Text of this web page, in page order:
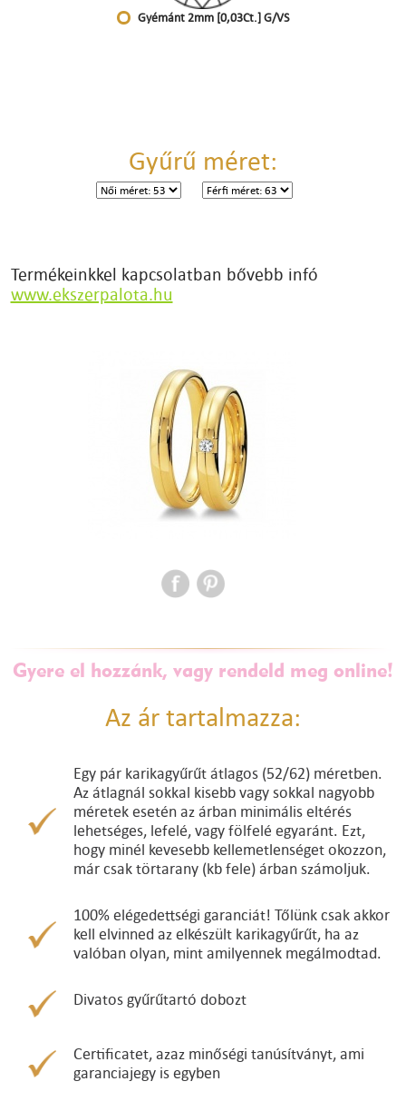
Gyémánt 2mm [0,03Ct.] G/VS
Gyűrű méret:
Termékeinkkel kapcsolatban bővebb infó
www.ekszerpalota.hu
Gyere el hozzánk, vagy rendeld meg online!
Az ár tartalmazza:
Egy pár karikagyűrűt átlagos (52/62) méretben.
Az átlagnál sokkal kisebb vagy sokkal nagyobb
méretek esetén az árban minimális eltérés
lehetséges, lefelé, vagy fölfelé egyaránt. Ezt,
hogy minél kevesebb kellemetlenséget okozzon,
már csak törtarany (kb fele) árban számoljuk.
100% elégedettségi garanciát! Tőlünk csak akkor
kell elvinned az elkészült karikagyűrűt, ha az
valóban olyan, mint amilyennek megálmodtad.
Divatos gyűrűtartó dobozt
Certificatet, azaz minőségi tanúsítványt, ami
garanciajegy is egyben